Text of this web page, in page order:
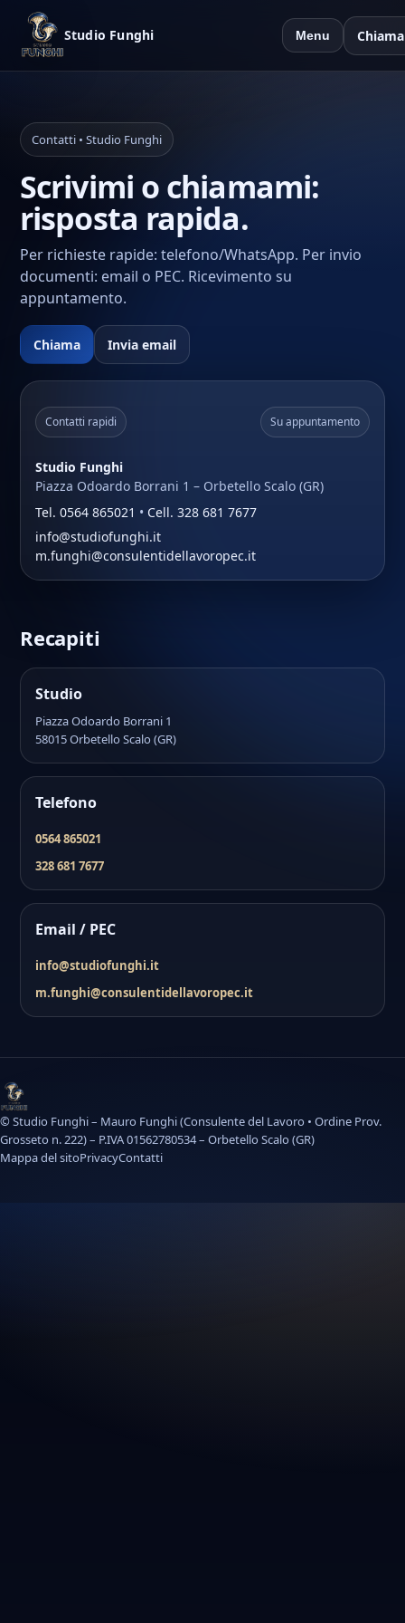
Studio Funghi Menu Chiama
Contatti • Studio Funghi
Scrivimi o chiamami:
risposta rapida.
Per richieste rapide: telefono/WhatsApp. Per invio
documenti: email o PEC. Ricevimento su
appuntamento.
Chiama Invia email
Contatti rapidi Su appuntamento
Studio Funghi
Piazza Odoardo Borrani 1 – Orbetello Scalo (GR)
Tel. 0564 865021 • Cell. 328 681 7677
info@studiofunghi.it
m.funghi@consulentidellavoropec.it
Recapiti
Studio
Piazza Odoardo Borrani 1
58015 Orbetello Scalo (GR)
Telefono
0564 865021
328 681 7677
Email / PEC
info@studiofunghi.it
m.funghi@consulentidellavoropec.it
© Studio Funghi – Mauro Funghi (Consulente del Lavoro • Ordine Prov.
Grosseto n. 222) – P.IVA 01562780534 – Orbetello Scalo (GR)
Mappa del sitoPrivacyContatti